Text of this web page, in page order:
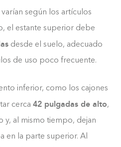
según los artículos
el estante superior debe
desde el suelo, adecuado
de uso poco frecuente.
inferior, como los cajones
cerca 42 pulgadas de alto,
y, al mismo tiempo, dejan
en la parte superior. Al
0%